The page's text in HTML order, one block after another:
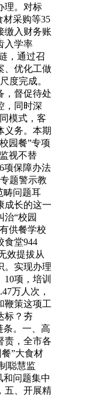
理。对标
材采购等35
缴入财务账
入学率
，通过召
、优化工做
度完成。
，督促待处
，同时深
模式，客
义务。本期
园餐”专项
视不替
项保障办法
题警示教
畴问题耳
成长的这一
治“校园
供餐学校
食堂944
效提拔从
。实现办理
项，培训
万人次，
鞭策这项工
标？夯
条。一、高
责，全市各
”大食材
聪慧监
和问题集中
五、开展精